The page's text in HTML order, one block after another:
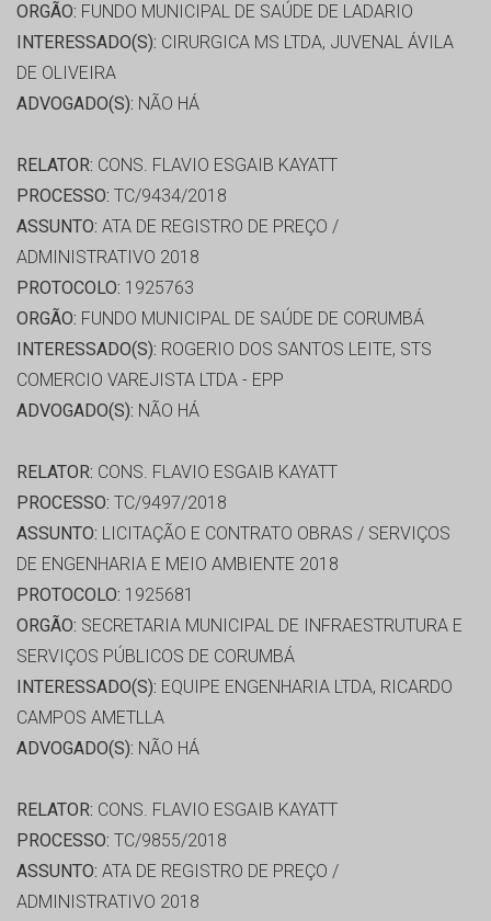
ORGÃO: FUNDO MUNICIPAL DE SAÚDE DE LADARIO
INTERESSADO(S): CIRURGICA MS LTDA, JUVENAL ÁVILA
DE OLIVEIRA
ADVOGADO(S): NÃO HÁ
RELATOR: CONS. FLAVIO ESGAIB KAYATT
PROCESSO: TC/9434/2018
ASSUNTO: ATA DE REGISTRO DE PREÇO /
ADMINISTRATIVO 2018
PROTOCOLO: 1925763
ORGÃO: FUNDO MUNICIPAL DE SAÚDE DE CORUMBÁ
INTERESSADO(S): ROGERIO DOS SANTOS LEITE, STS
COMERCIO VAREJISTA LTDA - EPP
ADVOGADO(S): NÃO HÁ
RELATOR: CONS. FLAVIO ESGAIB KAYATT
PROCESSO: TC/9497/2018
ASSUNTO: LICITAÇÃO E CONTRATO OBRAS / SERVIÇOS
DE ENGENHARIA E MEIO AMBIENTE 2018
PROTOCOLO: 1925681
ORGÃO: SECRETARIA MUNICIPAL DE INFRAESTRUTURA E
SERVIÇOS PÚBLICOS DE CORUMBÁ
INTERESSADO(S): EQUIPE ENGENHARIA LTDA, RICARDO
CAMPOS AMETLLA
ADVOGADO(S): NÃO HÁ
RELATOR: CONS. FLAVIO ESGAIB KAYATT
PROCESSO: TC/9855/2018
ASSUNTO: ATA DE REGISTRO DE PREÇO /
ADMINISTRATIVO 2018